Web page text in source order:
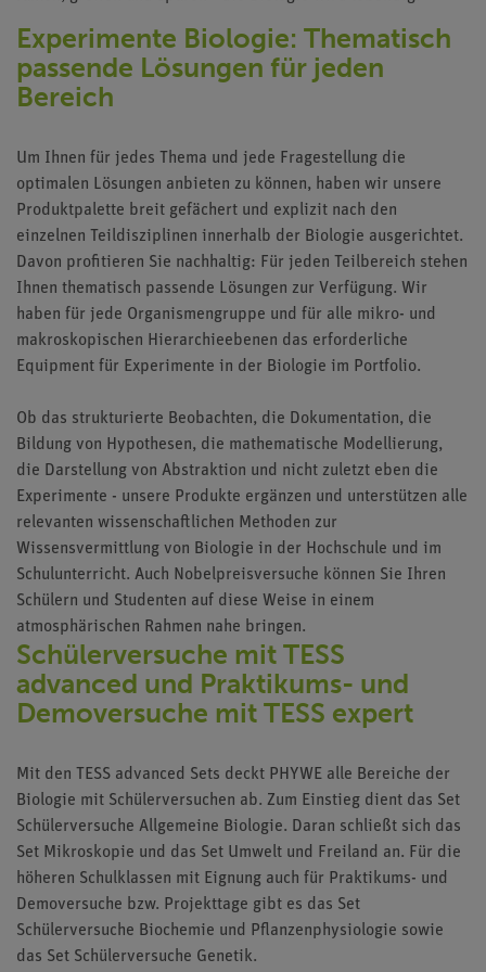
Experimente Biologie: Thematisch
passende Lösungen für jeden
Bereich
Um Ihnen für jedes Thema und jede Fragestellung die
optimalen Lösungen anbieten zu können, haben wir unsere
Produktpalette breit gefächert und explizit nach den
einzelnen Teildisziplinen innerhalb der Biologie ausgerichtet.
Davon profitieren Sie nachhaltig: Für jeden Teilbereich stehen
Ihnen thematisch passende Lösungen zur Verfügung. Wir
haben für jede Organismengruppe und für alle mikro- und
makroskopischen Hierarchieebenen das erforderliche
Equipment für Experimente in der Biologie im Portfolio.
Ob das strukturierte Beobachten, die Dokumentation, die
Bildung von Hypothesen, die mathematische Modellierung,
die Darstellung von Abstraktion und nicht zuletzt eben die
Experimente - unsere Produkte ergänzen und unterstützen alle
relevanten wissenschaftlichen Methoden zur
Wissensvermittlung von Biologie in der Hochschule und im
Schulunterricht. Auch Nobelpreisversuche können Sie Ihren
Schülern und Studenten auf diese Weise in einem
atmosphärischen Rahmen nahe bringen.
Schülerversuche mit TESS
advanced und Praktikums- und
Demoversuche mit TESS expert
Mit den TESS advanced Sets deckt PHYWE alle Bereiche der
Biologie mit Schülerversuchen ab. Zum Einstieg dient das Set
Schülerversuche Allgemeine Biologie. Daran schließt sich das
Set Mikroskopie und das Set Umwelt und Freiland an. Für die
höheren Schulklassen mit Eignung auch für Praktikums- und
Demoversuche bzw. Projekttage gibt es das Set
Schülerversuche Biochemie und Pflanzenphysiologie sowie
das Set Schülerversuche Genetik.